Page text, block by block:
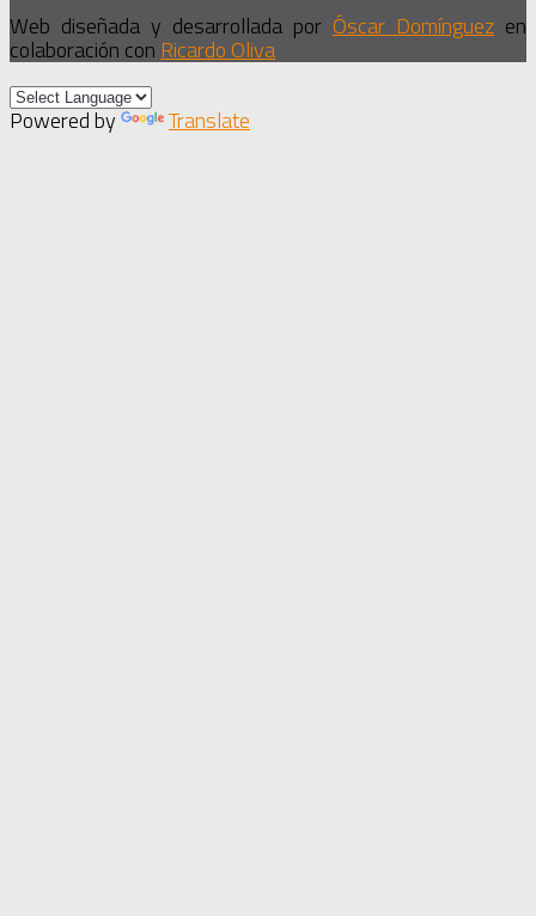
Web diseñada y desarrollada por Óscar Domínguez en
colaboración con Ricardo Oliva
Powered by Translate